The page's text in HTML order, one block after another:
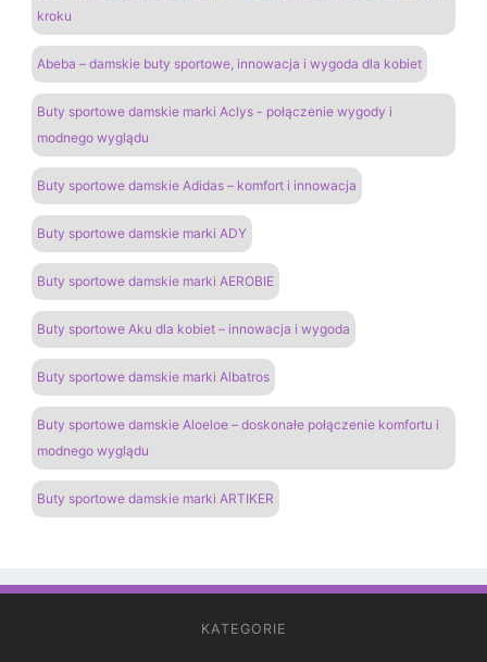
kroku
Abeba – damskie buty sportowe, innowacja i wygoda dla kobiet
Buty sportowe damskie marki Aclys - połączenie wygody i
modnego wyglądu
Buty sportowe damskie Adidas – komfort i innowacja
Buty sportowe damskie marki ADY
Buty sportowe damskie marki AEROBIE
Buty sportowe Aku dla kobiet – innowacja i wygoda
Buty sportowe damskie marki Albatros
Buty sportowe damskie Aloeloe – doskonałe połączenie komfortu i
modnego wyglądu
Buty sportowe damskie marki ARTIKER
KATEGORIE